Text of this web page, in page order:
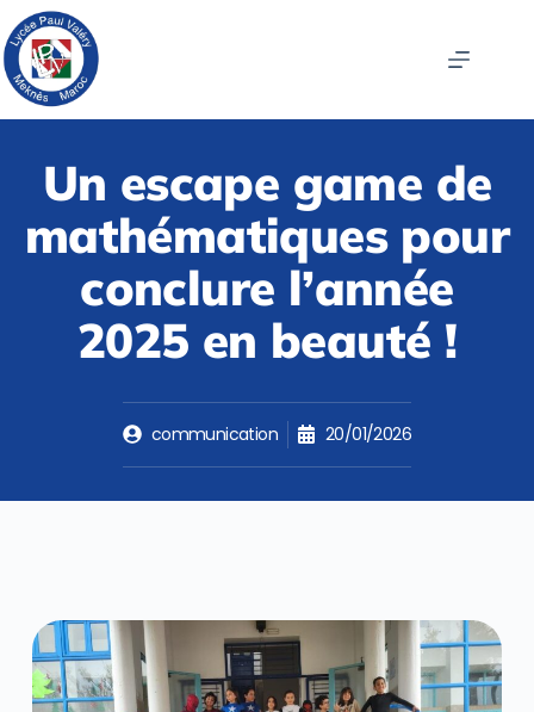
Un escape game de
mathématiques pour
conclure l’année
2025 en beauté !
communication 20/01/2026